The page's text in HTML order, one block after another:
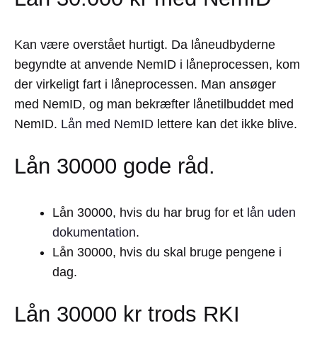
Kan være overstået hurtigt. Da låneudbyderne
begyndte at anvende NemID i låneprocessen, kom
der virkeligt fart i låneprocessen. Man ansøger
med NemID, og man bekræfter lånetilbuddet med
NemID. Lån med NemID lettere kan det ikke blive.
Lån 30000 gode råd.
Lån 30000, hvis du har brug for et lån uden
dokumentation.
Lån 30000, hvis du skal bruge pengene i
dag.
Lån 30000 kr trods RKI